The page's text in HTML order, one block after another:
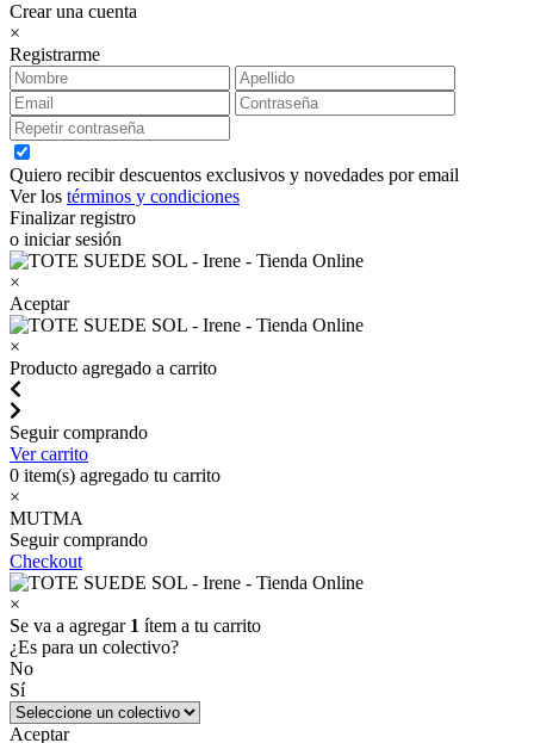
Crear una cuenta
×
Registrarme
Quiero recibir descuentos exclusivos y novedades por email
Ver los términos y condiciones
Finalizar registro
o iniciar sesión
×
Aceptar
×
Producto agregado a carrito
Seguir comprando
Ver carrito
0 item(s) agregado tu carrito
×
MUTMA
Seguir comprando
Checkout
×
Se va a agregar 1 ítem a tu carrito
¿Es para un colectivo?
No
Sí
Aceptar